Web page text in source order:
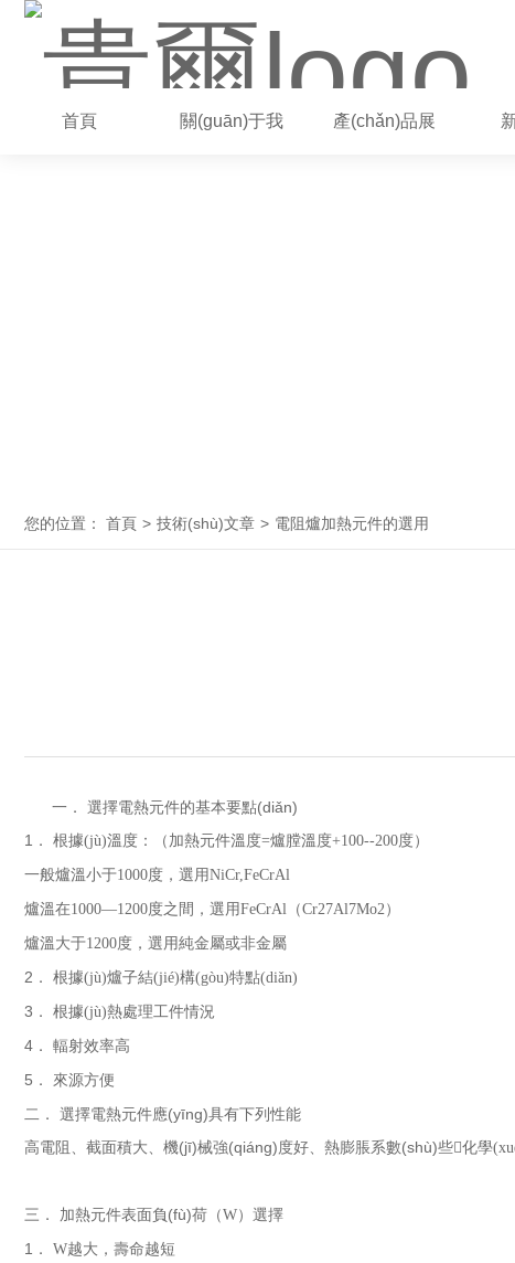
首頁 關(guān)于我 產(chǎn)品展
您的位置： 首頁 > 技術(shù)文章 > 電阻爐加熱元件的選用
一． 選擇電熱元件的基本要點(diǎn)
1 ． 根據(jù)溫度：（加熱元件溫度=爐膛溫度+100--200度）
一般爐溫小于1000度，選用NiCr,FeCrAl
爐溫在1000—1200度之間，選用FeCrAl（Cr27Al7Mo2）
爐溫大于1200度，選用純金屬或非金屬
2 ． 根據(jù)爐子結(jié)構(gòu)特點(diǎn)
3 ． 根據(jù)熱處理工件情況
4 ． 輻射效率高
5 ． 來源方便
二． 選擇電熱元件應(yīng)具有下列性能
高電阻、截面積大、機(jī)械強(qiáng)度好、熱膨脹系數(shù)些化學
三． 加熱元件表面負(fù)荷（W）選擇
1 ． W越大，壽命越短